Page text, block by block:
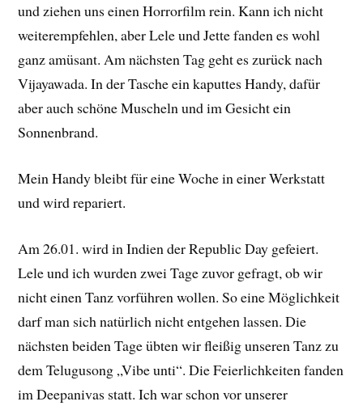
und ziehen uns einen Horrorfilm rein. Kann ich nicht
weiterempfehlen, aber Lele und Jette fanden es wohl
ganz amüsant. Am nächsten Tag geht es zurück nach
Vijayawada. In der Tasche ein kaputtes Handy, dafür
aber auch schöne Muscheln und im Gesicht ein
Sonnenbrand.
Mein Handy bleibt für eine Woche in einer Werkstatt
und wird repariert.
Am 26.01. wird in Indien der Republic Day gefeiert.
Lele und ich wurden zwei Tage zuvor gefragt, ob wir
nicht einen Tanz vorführen wollen. So eine Möglichkeit
darf man sich natürlich nicht entgehen lassen. Die
nächsten beiden Tage übten wir fleißig unseren Tanz zu
dem Telugusong „Vibe unti“. Die Feierlichkeiten fanden
im Deepanivas statt. Ich war schon vor unserer